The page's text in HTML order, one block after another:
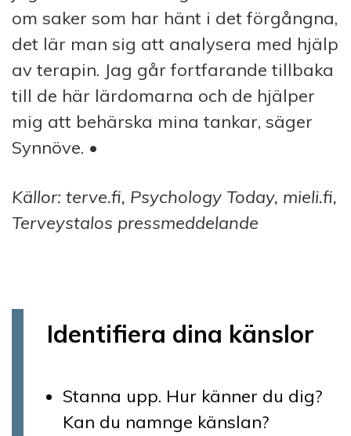
om saker som har hänt i det förgångna,
det lär man sig att analysera med hjälp
av terapin. Jag går fortfarande tillbaka
till de här lärdomarna och de hjälper
mig att behärska mina tankar, säger
Synnöve. •
Källor: terve.fi, Psychology Today, mieli.fi,
Terveystalos pressmeddelande
Identifiera dina känslor
Stanna upp. Hur känner du dig?
Kan du namnge känslan?